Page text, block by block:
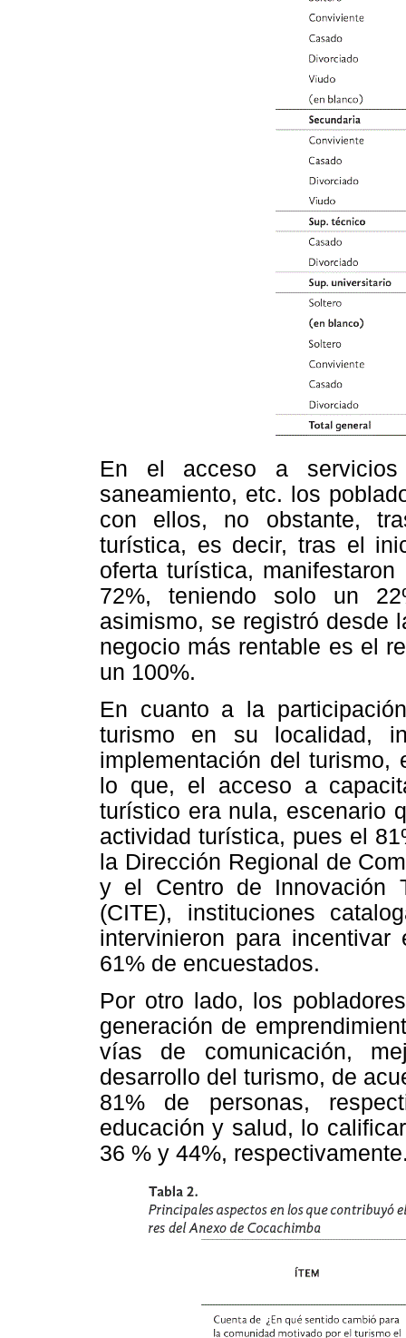
En el acceso a servicios
saneamiento, etc. los
con ellos, no obstante,
turística, es decir, tras el
oferta turística,
72%, teniendo solo un
asimismo, se registró desde
negocio más rentable es el
un 100%.
En cuanto a la
turismo en su localidad,
implementación del turismo,
lo que, el acceso a
turístico era nula, escenario
actividad turística, pues el
la Dirección Regional de
y el Centro de Innovación
(CITE), instituciones
intervinieron para
61% de encuestados.
Por otro lado, los
generación de
vías de comunicación,
desarrollo del turismo, de
81% de personas,
educación y salud, lo
36 % y 44%,